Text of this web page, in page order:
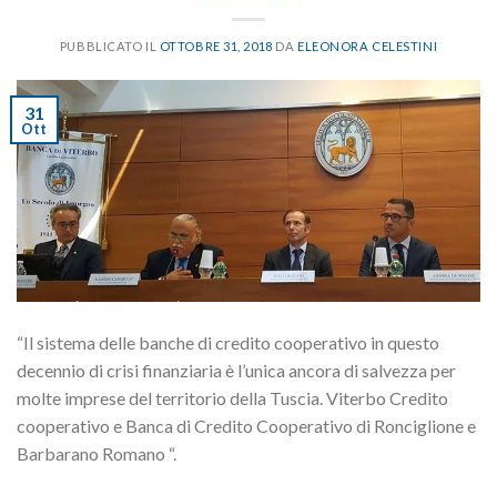
PUBBLICATO IL OTTOBRE 31, 2018 DA ELEONORA CELESTINI
31
Ott
“Il sistema delle banche di credito cooperativo in questo
decennio di crisi finanziaria è l’unica ancora di salvezza per
molte imprese del territorio della Tuscia. Viterbo Credito
cooperativo e Banca di Credito Cooperativo di Ronciglione e
Barbarano Romano “.